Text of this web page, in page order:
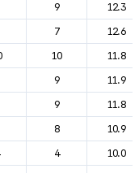
9
12.3
7
12.6
10
11.8
9
11.9
9
11.8
8
10.9
4
10.0